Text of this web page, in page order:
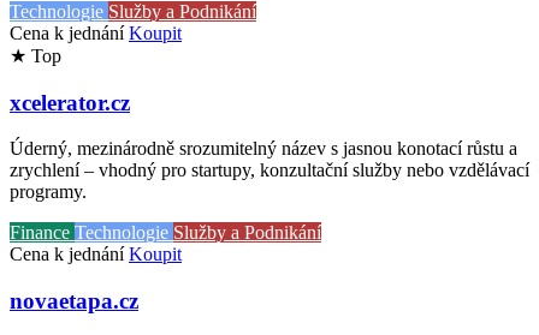
Technologie Služby a Podnikání
Cena k jednání Koupit
★ Top
xcelerator.cz
Úderný, mezinárodně srozumitelný název s jasnou konotací růstu a
zrychlení – vhodný pro startupy, konzultační služby nebo vzdělávací
programy.
Finance Technologie Služby a Podnikání
Cena k jednání Koupit
novaetapa.cz